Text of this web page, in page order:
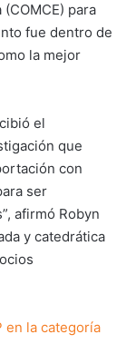
para
fue dentro de
la mejor
el
que
con
ser
afirmó Robyn
y catedrática
en la categoría